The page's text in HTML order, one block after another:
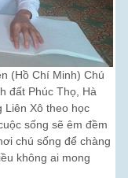
(Hồ Chí Minh) Chú
đất Phúc Thọ, Hà
Liên Xô theo học
sống sẽ êm đềm
chú sống để chàng
không ai mong